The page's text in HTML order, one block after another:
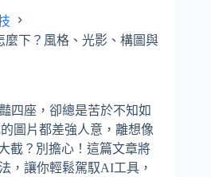
麼下？風格、光影、構圖與
四座，卻總是苦於不知如
圖片都差強人意，離想像
截？別擔心！這篇文章將
，讓你輕鬆駕馭AI工具，